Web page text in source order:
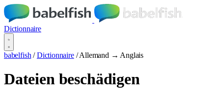
Dictionnaire
babelfish / Dictionnaire / Allemand → Anglais
Dateien beschädigen